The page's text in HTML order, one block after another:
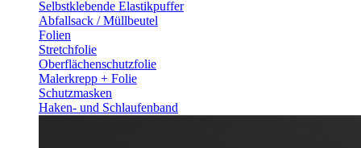
Selbstklebende Elastikpuffer
Abfallsack / Müllbeutel
Folien
Stretchfolie
Oberflächenschutzfolie
Malerkrepp + Folie
Schutzmasken
Haken- und Schlaufenband